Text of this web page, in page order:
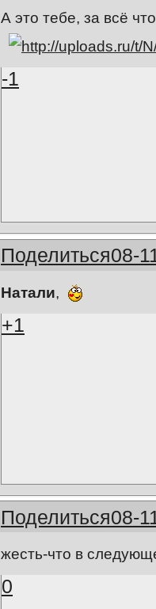
А это тебе, за всё
-1
Поделиться08-
Натали,
+1
Поделиться08-
жесть-что в
0